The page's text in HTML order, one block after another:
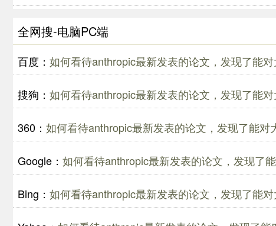
全网搜-电脑PC端
百度： 如何看待anthropic最新发表的论文，发现了能
搜狗： 如何看待anthropic最新发表的论文，发现了能
360： 如何看待anthropic最新发表的论文，发现了能对
Google： 如何看待anthropic最新发表的论文，发现了
Bing： 如何看待anthropic最新发表的论文，发现了能